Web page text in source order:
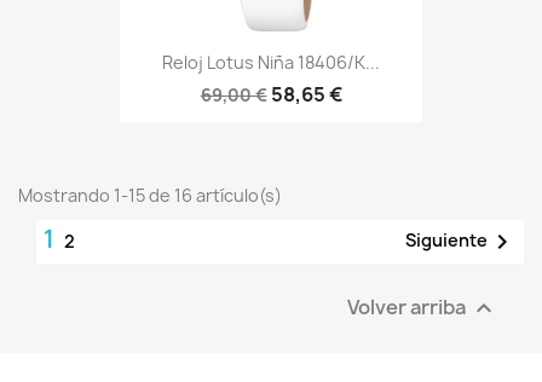
Reloj Lotus Niña 18406/K...
69,00 € 58,65 €
Mostrando 1-15 de 16 artículo(s)
1 2 Siguiente 
Volver arriba 